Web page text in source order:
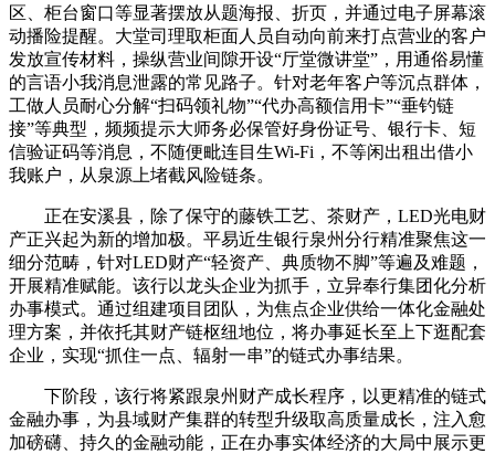
区、柜台窗口等显著摆放从题海报、折页，并通过电子屏幕滚
动播险提醒。大堂司理取柜面人员自动向前来打点营业的客户
发放宣传材料，操纵营业间隙开设“厅堂微讲堂”，用通俗易懂
的言语小我消息泄露的常见路子。针对老年客户等沉点群体，
工做人员耐心分解“扫码领礼物”“代办高额信用卡”“垂钓链
接”等典型，频频提示大师务必保管好身份证号、银行卡、短
信验证码等消息，不随便毗连目生Wi-Fi，不等闲出租出借小
我账户，从泉源上堵截风险链条。
正在安溪县，除了保守的藤铁工艺、茶财产，LED光电财
产正兴起为新的增加极。平易近生银行泉州分行精准聚焦这一
细分范畴，针对LED财产“轻资产、典质物不脚”等遍及难题，
开展精准赋能。该行以龙头企业为抓手，立异奉行集团化分析
办事模式。通过组建项目团队，为焦点企业供给一体化金融处
理方案，并依托其财产链枢纽地位，将办事延长至上下逛配套
企业，实现“抓住一点、辐射一串”的链式办事结果。
下阶段，该行将紧跟泉州财产成长程序，以更精准的链式
金融办事，为县域财产集群的转型升级取高质量成长，注入愈
加磅礴、持久的金融动能，正在办事实体经济的大局中展示更